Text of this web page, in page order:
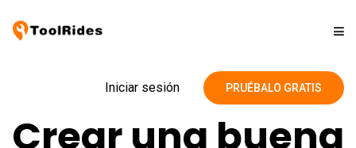
Precios
Iniciar sesión PRUÉBALO GRATIS
Crear una buena